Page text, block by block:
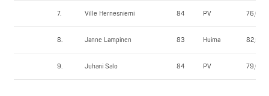
7. Ville Hernesniemi 84 PV 76,00
8. Janne Lampinen 83 Huima 82,50
9. Juhani Salo 84 PV 79,00